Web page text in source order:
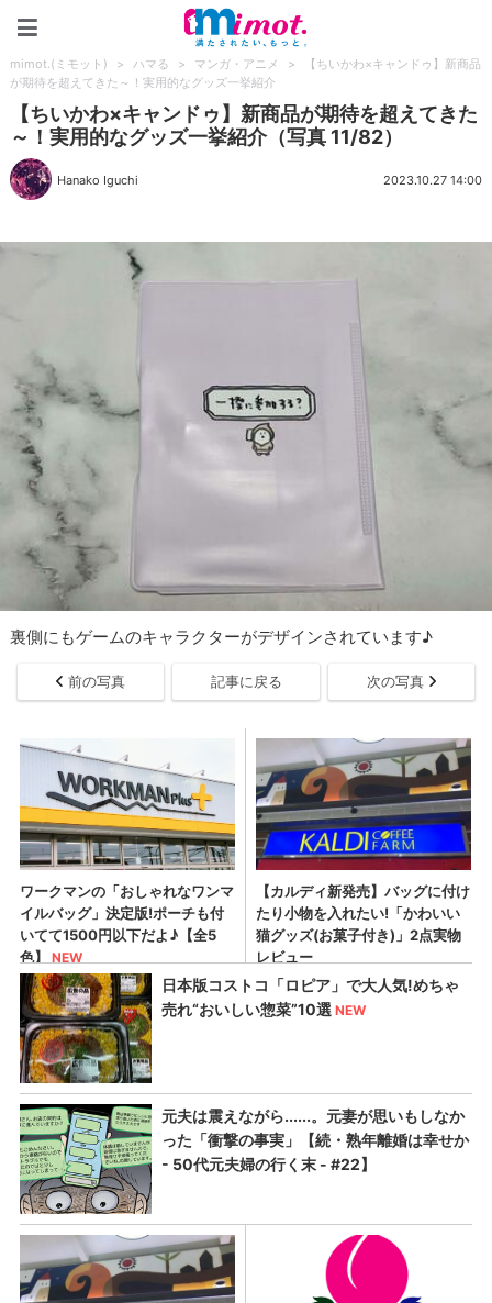
mimot.(ミモット) > ハマる > マンガ・アニメ >
【ちいかわ×キャンドゥ】新商品
が期待を超えてきた～！実用的なグッズ一挙紹介
【ちいかわ×キャンドゥ】新商品が期待を超えてきた
～！実用的なグッズ一挙紹介（写真 11/82）
Hanako Iguchi 2023.10.27 14:00
裏側にもゲームのキャラクターがデザインされています♪
前の写真 記事に戻る 次の写真